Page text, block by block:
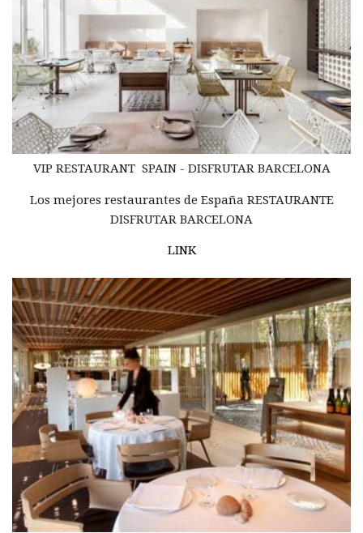
VIP RESTAURANT SPAIN - DISFRUTAR BARCELONA
Los mejores restaurantes de España RESTAURANTE
DISFRUTAR BARCELONA
LINK